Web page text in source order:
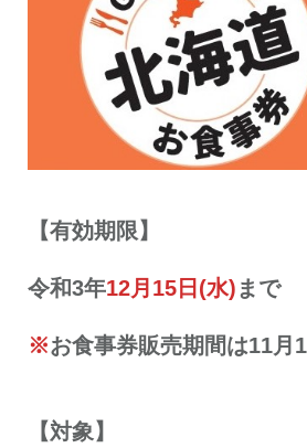
【有効期限】
令和3年12月15日(水) まで
※お食事券販売期間は11月
【対象】